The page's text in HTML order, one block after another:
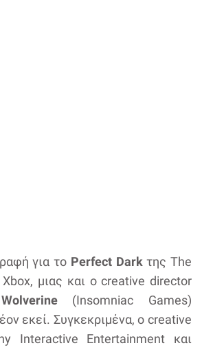
για το Perfect Dark της The
μιας και ο creative director
(Insomniac Games)
εκεί. Συγκεκριμένα, ο creative
Interactive Entertainment και